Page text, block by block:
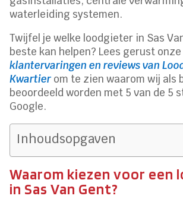
waterleiding systemen.
Twijfel je welke loodgieter in Sas
beste kan helpen? Lees gerust onze
klantervaringen en reviews van
Kwartier om te zien waarom wij als
beoordeeld worden met 5 van de 5
Google.
Inhoudsopgaven
Waarom kiezen voor een
in Sas Van Gent?